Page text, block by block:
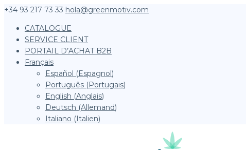
+34 93 217 73 33 hola@greenmotiv.com
CATALOGUE
SERVICE CLIENT
PORTAIL D’ACHAT B2B
Français
Español (Espagnol)
Português (Portugais)
English (Anglais)
Deutsch (Allemand)
Italiano (Italien)